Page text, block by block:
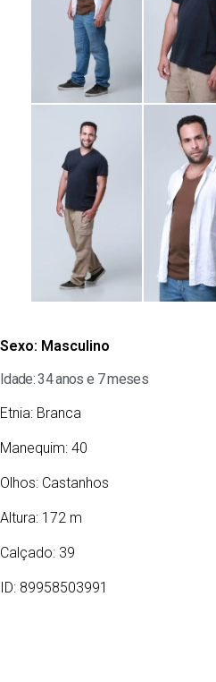
Sexo: Masculino
Idade: 34 anos e 7 meses
Etnia: Branca
Manequim: 40
Olhos: Castanhos
Altura: 172 m
Calçado: 39
ID: 89958503991